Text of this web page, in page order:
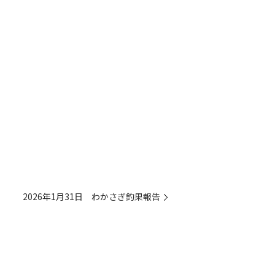
2026年1月31日 わかさぎ釣果報告